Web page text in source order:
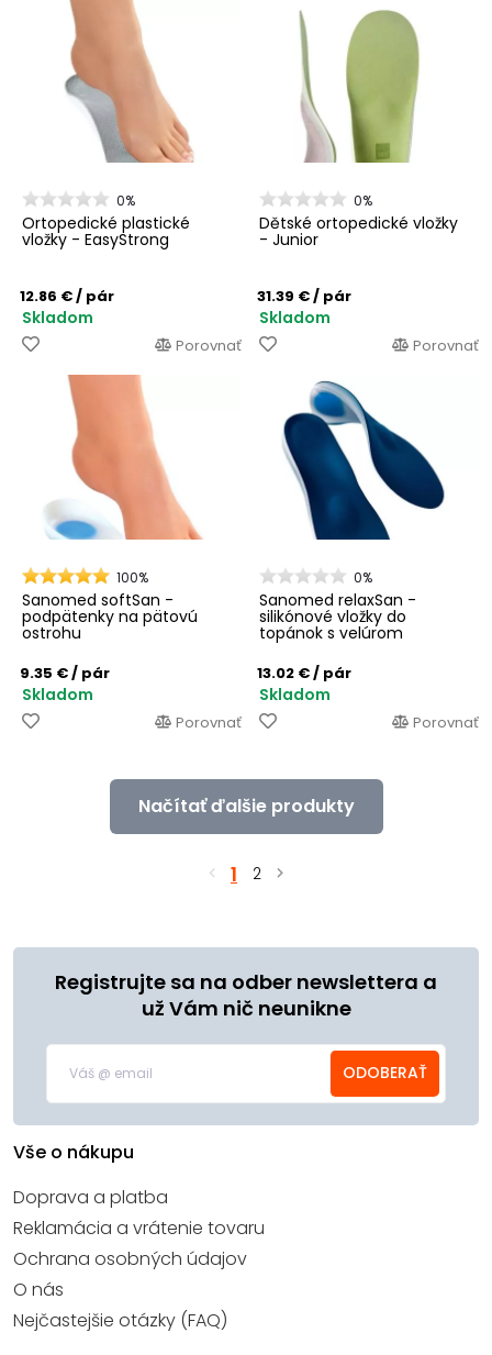
0%
Ortopedické plastické
vložky - EasyStrong
12.86 €/ pár
Skladom
Porovnať
0%
Dětské ortopedické vložky
- Junior
31.39 €/ pár
Skladom
Porovnať
100%
Sanomed softSan -
podpätenky na pätovú
ostrohu
9.35 €/ pár
Skladom
Porovnať
0%
Sanomed relaxSan -
silikónové vložky do
topánok s velúrom
13.02 €/ pár
Skladom
Porovnať
Načítať ďalšie produkty
1 2
Registrujte sa na odber newslettera a
už Vám nič neunikne
ODOBERAŤ
Vše o nákupu
Doprava a platba
Reklamácia a vrátenie tovaru
Ochrana osobných údajov
O nás
Nejčastejšie otázky (FAQ)